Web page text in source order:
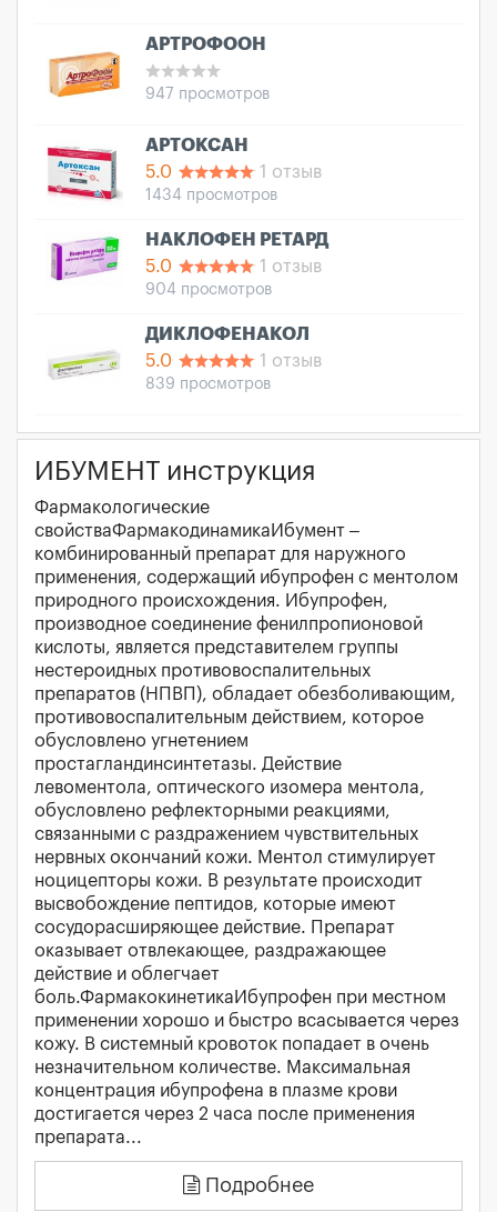
АРТРОФООН
947 просмотров
АРТОКСАН
5.0
1 отзыв
1434 просмотров
НАКЛОФЕН РЕТАРД
5.0
1 отзыв
904 просмотров
ДИКЛОФЕНАКОЛ
5.0
1 отзыв
839 просмотров
ИБУМЕНТ инструкция
Фармакологические
свойстваФармакодинамикаИбумент –
комбинированный препарат для наружного
применения, содержащий ибупрофен с ментолом
природного происхождения. Ибупрофен,
производное соединение фенилпропионовой
кислоты, является представителем группы
нестероидных противовоспалительных
препаратов (НПВП), обладает обезболивающим,
противовоспалительным действием, которое
обусловлено угнетением
простагландинсинтетазы. Действие
левоментола, оптического изомера ментола,
обусловлено рефлекторными реакциями,
связанными с раздражением чувствительных
нервных окончаний кожи. Ментол стимулирует
ноцицепторы кожи. В результате происходит
высвобождение пептидов, которые имеют
сосудорасширяющее действие. Препарат
оказывает отвлекающее, раздражающее
действие и облегчает
боль.ФармакокинетикаИбупрофен при местном
применении хорошо и быстро всасывается через
кожу. В системный кровоток попадает в очень
незначительном количестве. Максимальная
концентрация ибупрофена в плазме крови
достигается через 2 часа после применения
препарата...
Подробнее